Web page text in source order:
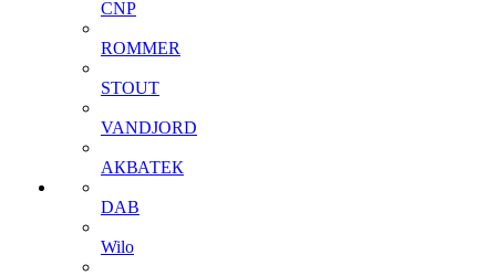
CNP
ROMMER
STOUT
VANDJORD
АКВАТЕК
DAB
Wilo